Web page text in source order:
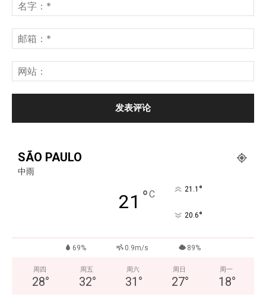
SÃO PAULO
中雨
21 °C 21.1 °
20.6°
69% 0.9m/s 89%
周四
28°
周五
32°
周六
31 °
周日
27°
周一
18°